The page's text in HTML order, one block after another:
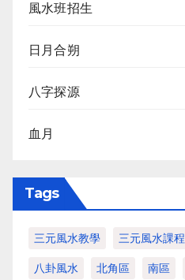
風水班招生
日月合朔
八字探源
血月
Tags
三元風水教學 三元風水課程
八卦風水 北角區 南區